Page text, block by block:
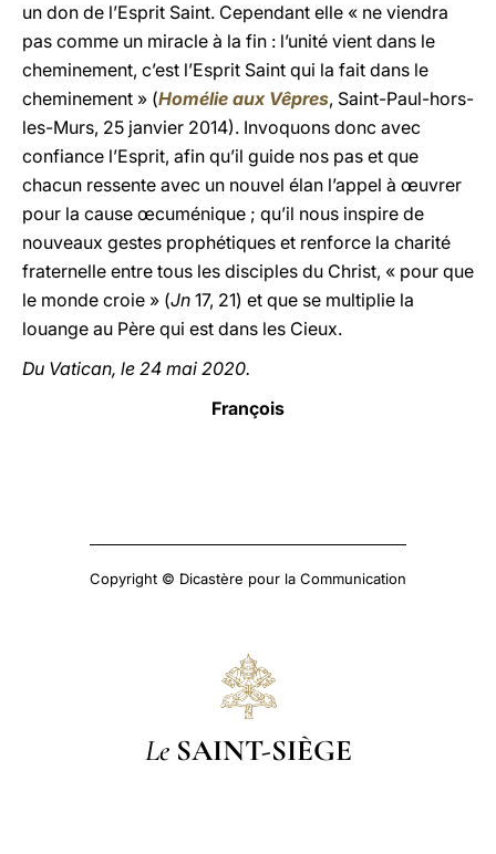
un don de l’Esprit Saint. Cependant elle « ne viendra
pas comme un miracle à la fin : l’unité vient dans le
cheminement, c’est l’Esprit Saint qui la fait dans le
cheminement » (Homélie aux Vêpres, Saint-Paul-hors-
les-Murs, 25 janvier 2014). Invoquons donc avec
confiance l’Esprit, afin qu’il guide nos pas et que
chacun ressente avec un nouvel élan l’appel à œuvrer
pour la cause œcuménique ; qu’il nous inspire de
nouveaux gestes prophétiques et renforce la charité
fraternelle entre tous les disciples du Christ, « pour que
le monde croie » (Jn 17, 21) et que se multiplie la
louange au Père qui est dans les Cieux.
Du Vatican, le 24 mai 2020.
François
Copyright © Dicastère pour la Communication
Le SAINT-SIÈGE